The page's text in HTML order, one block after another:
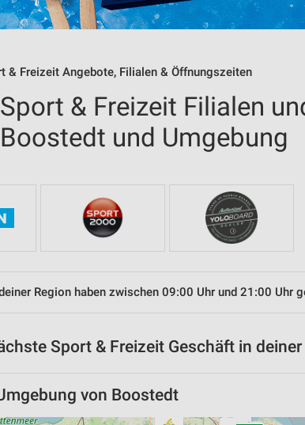
& Freizeit Angebote, Filialen & Öffnungszeiten
Sport & Freizeit Filialen
Boostedt und Umgebung
Region haben zwischen 09:00 Uhr und 21:00 Uhr
Sport & Freizeit Geschäft in deiner
von Boostedt